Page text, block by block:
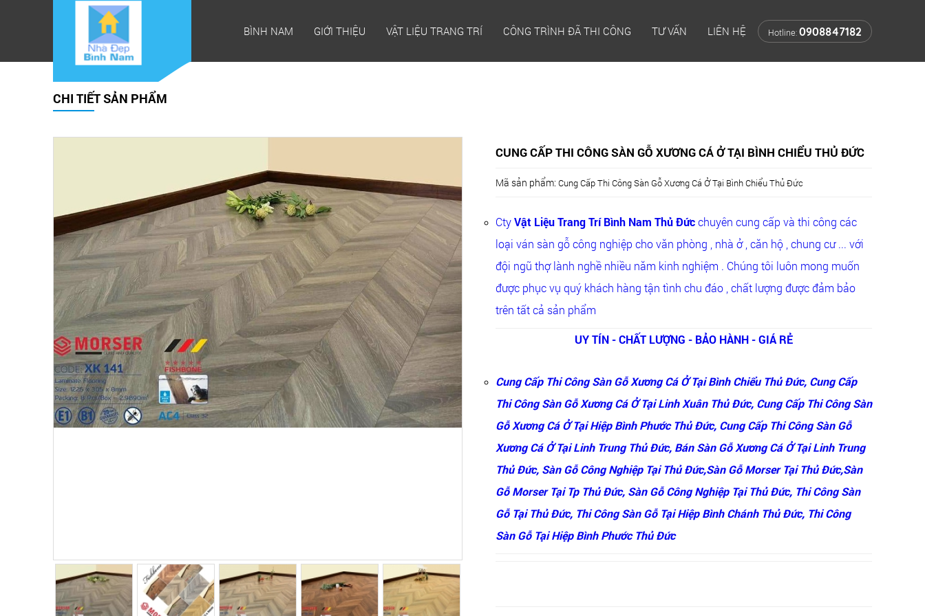
BÌNH NAM GIỚI THIỆU VẬT LIỆU TRANG TRÍ CÔNG TRÌNH ĐÃ THI CÔNG TƯ VẤN LIÊN HỆ Hotline: 0908847182
CHI TIẾT SẢN PHẨM
CUNG CẤP THI CÔNG SÀN GỖ XƯƠNG CÁ Ở TẠI BÌNH CHIỂU THỦ ĐỨC
Mã sản phẩm: Cung Cấp Thi Công Sàn Gỗ Xương Cá Ở Tại Bình Chiểu Thủ Đức
CtyVật Liệu Trang Trí Bình Nam Thủ Đứcchuyên cung cấp và thi công các
loại ván sàn gỗ công nghiệp cho văn phòng , nhà ở , căn hộ , chung cư ... với
đội ngũ thợ lành nghề nhiều năm kinh nghiệm . Chúng tôi luôn mong muốn
được phục vụ quý khách hàng tận tình chu đáo , chất lượng được đảm bảo
trên tất cả sản phẩm
UY TÍN - CHẤT LƯỢNG - BẢO HÀNH - GIÁ RẺ
Cung Cấp Thi Công Sàn Gỗ Xương Cá Ở Tại Bình Chiểu Thủ Đức, Cung Cấp
Thi Công Sàn Gỗ Xương Cá Ở Tại Linh Xuân Thủ Đức, Cung Cấp Thi Công Sàn
Gỗ Xương Cá Ở Tại Hiệp Bình Phước Thủ Đức, Cung Cấp Thi Công Sàn Gỗ
Xương Cá Ở Tại Linh Trung Thủ Đức, Bán Sàn Gỗ Xương Cá Ở Tại Linh Trung
Thủ Đức, Sàn Gỗ Công Nghiệp Tại Thủ Đức,Sàn Gỗ Morser Tại Thủ Đức,Sàn
Gỗ Morser Tại Tp Thủ Đức, Sàn Gỗ Công Nghiệp Tại Thủ Đức, Thi Công Sàn
Gỗ Tại Thủ Đức, Thi Công Sàn Gỗ Tại Hiệp Bình Chánh Thủ Đức, Thi Công
Sàn Gỗ Tại Hiệp Bình Phước Thủ Đức